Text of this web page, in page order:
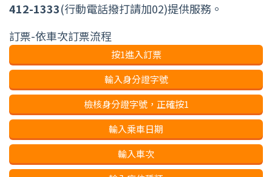
412-1333(行動電話撥打請加02)提供服務。
訂票-依車次訂票流程
按1進入訂票
輸入身分證字號
檢核身分證字號，正確按1
輸入乘車日期
輸入車次